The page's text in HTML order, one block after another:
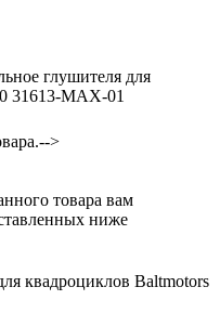
глушителя для
31613-MAX-01
>
товара вам
ниже
квадроциклов Baltmotors